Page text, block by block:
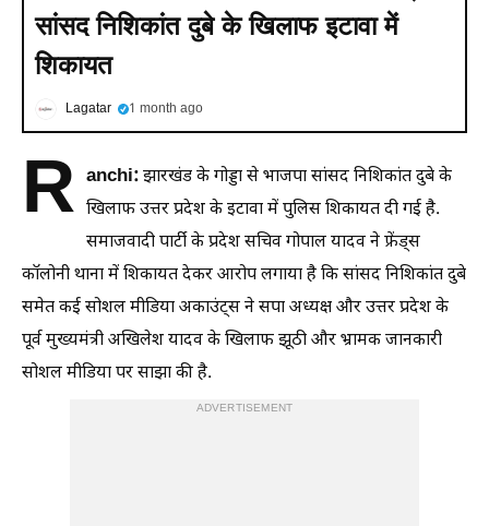
सांसद निशिकांत दुबे के खिलाफ इटावा में
शिकायत
Lagatar 1 month ago
R anchi:झारखंड के गोड्डा से भाजपा सांसद निशिकांत दुबे के
खिलाफ उत्तर प्रदेश के इटावा में पुलिस शिकायत दी गई है.
समाजवादी पार्टी के प्रदेश सचिव गोपाल यादव ने फ्रेंड्स
कॉलोनी थाना में शिकायत देकर आरोप लगाया है कि सांसद निशिकांत दुबे
समेत कई सोशल मीडिया अकाउंट्स ने सपा अध्यक्ष और उत्तर प्रदेश के
पूर्व मुख्यमंत्री अखिलेश यादव के खिलाफ झूठी और भ्रामक जानकारी
सोशल मीडिया पर साझा की है.
ADVERTISEMENT